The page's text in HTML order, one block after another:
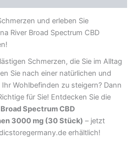
und erleben Sie
River Broad Spectrum CBD
Schmerzen, die Sie im Alltag
Sie nach einer natürlichen und
Wohlbefinden zu steigern? Dann
für Sie! Entdecken Sie die
Spectrum CBD
3000 mg (30 Stück) – jetzt
erhältlich!